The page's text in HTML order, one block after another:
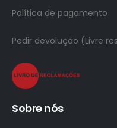
Política de pagamento
Pedir devolução (Livre
Sobre nós